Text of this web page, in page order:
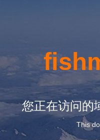
您正在访问的
This